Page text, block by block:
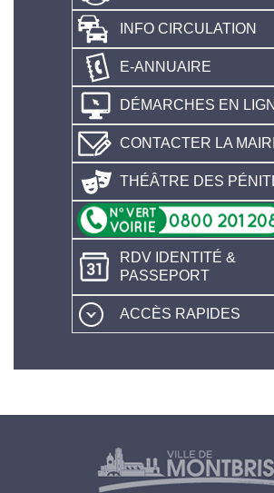
INFO CIRCULATION
E-ANNUAIRE
DÉMARCHES EN
CONTACTER LA
THÉÂTRE DES
RDV IDENTITÉ &
PASSEPORT
ACCÈS RAPIDES